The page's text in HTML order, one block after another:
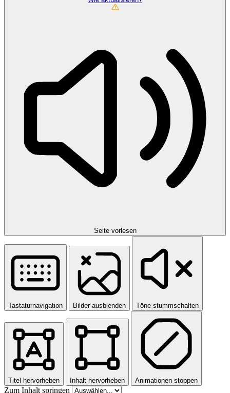
Seite vorlesen
Tastaturnavigation Bilder ausblenden Töne stummschalten
Titel hervorheben Inhalt hervorheben Animationen stoppen
Zum Inhalt springen